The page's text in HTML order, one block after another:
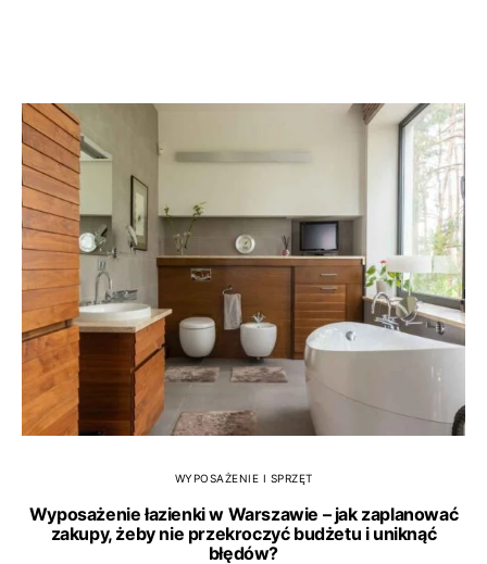
WYPOSAŻENIE I SPRZĘT
Wyposażenie łazienki w Warszawie – jak zaplanować
zakupy, żeby nie przekroczyć budżetu i uniknąć
błędów?